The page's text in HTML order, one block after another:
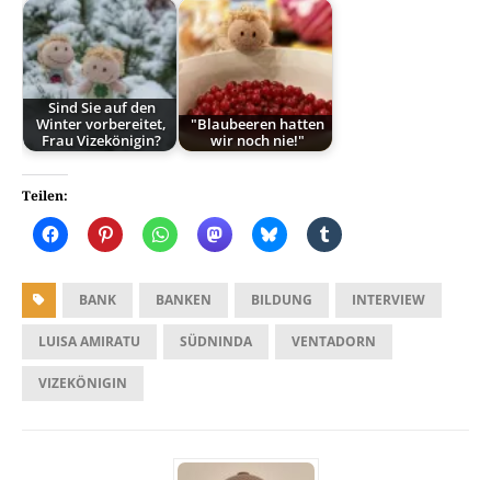
Sind Sie auf den
Winter vorbereitet,
Frau Vizekönigin?
"Blaubeeren hatten
wir noch nie!"
Teilen:
BANK BANKEN BILDUNG INTERVIEW
LUISA AMIRATU SÜDNINDA VENTADORN
VIZEKÖNIGIN